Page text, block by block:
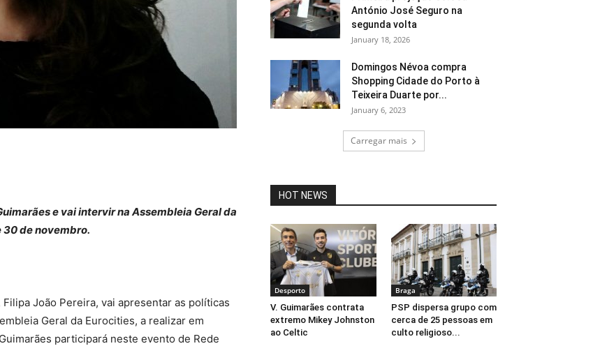
e vai intervir na Assembleia Geral da
30 de novembro.
João Pereira, vai apresentar as políticas
Geral da Eurocities, a realizar em
participará neste evento de Rede
António José Seguro na
segunda volta
January 18, 2026
Domingos Névoa compra
Shopping Cidade do Porto à
Teixeira Duarte por...
January 6, 2023
Carregar mais
HOT NEWS
Desporto
V. Guimarães contrata
extremo Mikey Johnston
ao Celtic
Braga
PSP dispersa grupo com
cerca de 25 pessoas em
culto religioso...